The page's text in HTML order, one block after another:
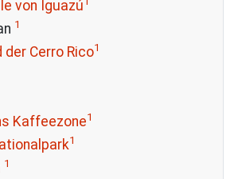
von Iguazú
1
der Cerro Rico1
Kaffeezone1
1
1